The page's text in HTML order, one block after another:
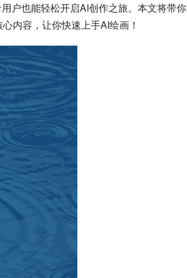
户也能轻松开启AI创作之旅。本文将带你
内容，让你快速上手AI绘画！